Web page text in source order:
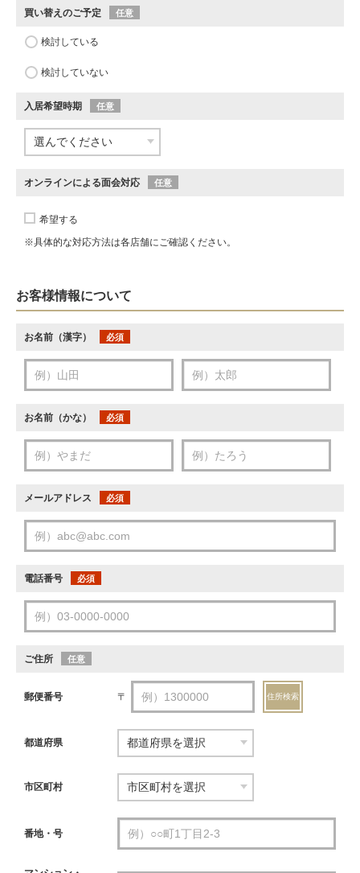
買い替えのご予定 任意
検討している
検討していない
入居希望時期 任意
オンラインによる面会対応 任意
希望する
※具体的な対応方法は各店舗にご確認ください。
お客様情報について
お名前（漢字） 必須
お名前（かな） 必須
メールアドレス 必須
電話番号 必須
ご住所 任意
郵便番号 〒 住所検索
都道府県
市区町村
番地・号